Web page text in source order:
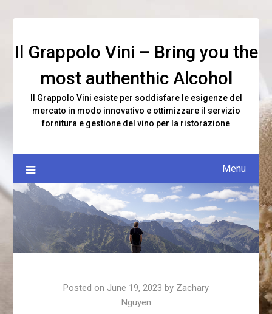
Il Grappolo Vini – Bring you the
most authenthic Alcohol
Il Grappolo Vini esiste per soddisfare le esigenze del
mercato in modo innovativo e ottimizzare il servizio
fornitura e gestione del vino per la ristorazione
Menu
Posted on June 19, 2023 by Zachary
Nguyen